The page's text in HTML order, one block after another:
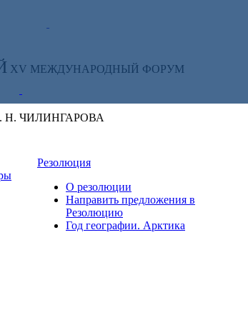
XV МЕЖДУНАРОДНЫЙ ФОРУМ
ЧИЛИНГАРОВА
Резолюция
О резолюции
Направить предложения в
Резолюцию
Год географии. Арктика